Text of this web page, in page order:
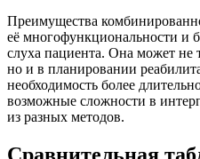
Преимущества
её многофункциональности и
слуха пациента. Она может не
но и в планировании
необходимость более
возможные сложности в
из разных методов.